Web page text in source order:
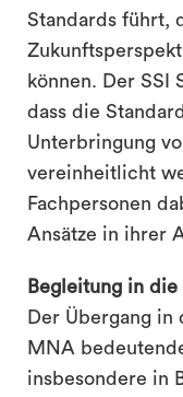
Standards führt,
können. Der SSI
dass die
Unterbringung
vereinheitlicht
Fachpersonen
Ansätze in ihrer
Begleitung in
Der Übergang
MNA
insbesondere in